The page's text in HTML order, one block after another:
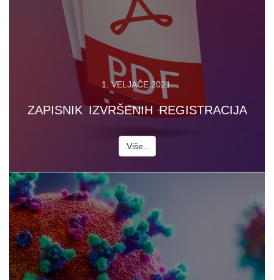
1. VELJAČE 2021.
ZAPISNIK IZVRŠENIH REGISTRACIJA
Više..